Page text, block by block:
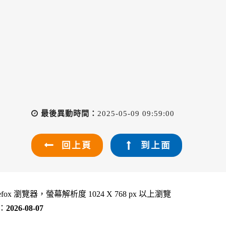
最後異動時間： 2025-05-09 09:59:00
回上頁 到上面
瀏覽器，螢幕解析度 1024 X 768 px 以上瀏覽
2026-08-07